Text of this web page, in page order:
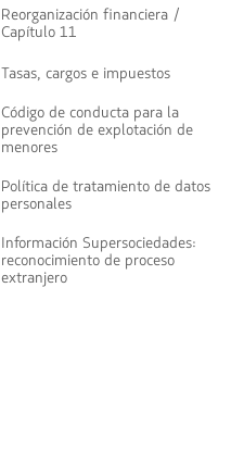
Reorganización financiera /
Capítulo 11
Tasas, cargos e impuestos
Código de conducta para la
prevención de explotación de
menores
Política de tratamiento de datos
personales
Información Supersociedades:
reconocimiento de proceso
extranjero